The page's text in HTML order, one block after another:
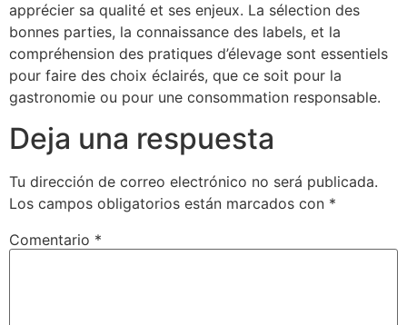
apprécier sa qualité et ses enjeux. La sélection des
bonnes parties, la connaissance des labels, et la
compréhension des pratiques d’élevage sont essentiels
pour faire des choix éclairés, que ce soit pour la
gastronomie ou pour une consommation responsable.
Deja una respuesta
Tu dirección de correo electrónico no será publicada.
Los campos obligatorios están marcados con *
Comentario *